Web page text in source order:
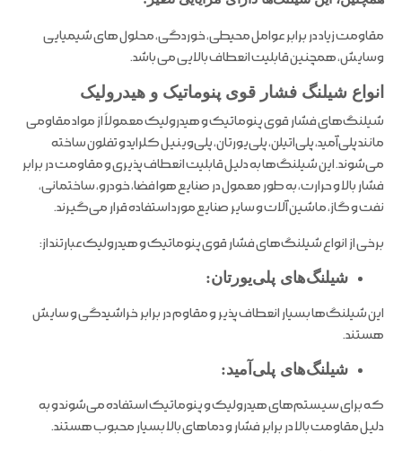
مقاومت زیاد در برابر عوامل محیطی، خوردگی، محلول های شیمیایی
وسایش، همچنین قابلیت انعطاف بالایی می باشد.
انواع شیلنگ فشار قوی پنوماتیک و هیدرولیک
شیلنگ‌های فشار قوی پنوماتیک و هیدرولیک معمولاً از مواد مقاومی
مانند پلی‌آمید، پلی‌اتیلن، پلی‌یورتان، پلی‌وینیل کلراید و تفلون ساخته
می‌شوند. این شیلنگ‌ها به دلیل قابلیت انعطاف پذیری و مقاومت در برابر
فشار بالا و حرارت، به طور معمول در صنایع هوا فضا، خودرو، ساختمانی،
نفت و گاز، ماشین آلات و سایر صنایع مورد استفاده قرار می‌گیرند.
برخی از انواع شیلنگ‌های فشار قوی پنوماتیک و هیدرولیک عبارتند از:
شیلنگ‌های پلی‌یورتان:
این شیلنگ‌ها بسیار انعطاف پذیر و مقاوم در برابر خراشیدگی و سایش
هستند.
شیلنگ‌های پلی‌آمید:
که برای سیستم‌های هیدرولیک و پنوماتیک استفاده می‌شوند و به
دلیل مقاومت بالا در برابر فشار و دماهای بالا بسیار محبوب هستند.